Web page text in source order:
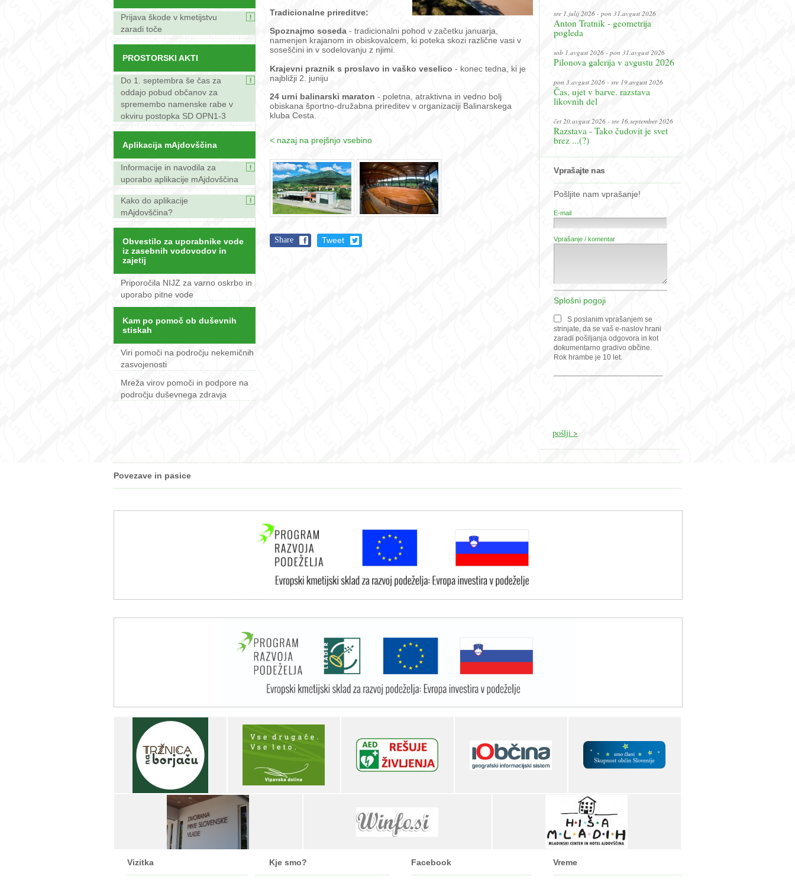
Prijava škode v kmetijstvu
zaradi toče
PROSTORSKI AKTI
Do 1. septembra še čas za
oddajo pobud občanov za
spremembo namenske rabe v
okviru postopka SD OPN1-3
Aplikacija mAjdovščina
Informacije in navodila za
uporabo aplikacije mAjdovščina
Kako do aplikacije
mAjdovščina?
Obvestilo za uporabnike vode
iz zasebnih vodovodov in
zajetij
Priporočila NIJZ za varno oskrbo in
uporabo pitne vode
Kam po pomoč ob duševnih
stiskah
Viri pomoči na področju nekemičnih
zasvojenosti
Mreža virov pomoči in podpore na
področju duševnega zdravja
Tradicionalne prireditve:
Spoznajmo soseda - tradicionalni pohod v začetku januarja,
namenjen krajanom in obiskovalcem, ki poteka skozi različne vasi v
soseščini in v sodelovanju z njimi.
Krajevni praznik s proslavo in vaško veselico - konec tedna, ki je
najbližji 2. juniju
24 urni balinarski maraton - poletna, atraktivna in vedno bolj
obiskana športno-družabna prireditev v organizaciji Balinarskega
kluba Cesta.
< nazaj na prejšnjo vsebino
Share Tweet
sre 1.julij 2026 - pon 31.avgust 2026
Anton Tratnik - geometrija
pogleda
sob 1.avgust 2026 - pon 31.avgust 2026
Pilonova galerija v avgustu 2026
pon 3.avgust 2026 - sre 19.avgust 2026
Čas, ujet v barve. razstava
likovnih del
čet 20.avgust 2026 - sre 16.september 2026
Razstava - Tako čudovit je svet
brez ...(?)
Vprašajte nas
Pošljite nam vprašanje!
E-mail
Vprašanje / komentar
Splošni pogoji
S poslanim vprašanjem se
strinjate, da se vaš e-naslov hrani
zaradi pošiljanja odgovora in kot
dokumentarno gradivo občine.
Rok hrambe je 10 let.
Povezave in pasice
Vizitka Kje smo? Facebook Vreme